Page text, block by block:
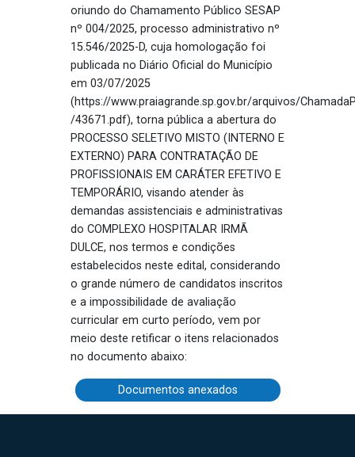
oriundo do Chamamento Público SESAP
nº 004/2025, processo administrativo nº
15.546/2025-D, cuja homologação foi
publicada no Diário Oficial do Município
em 03/07/2025
(https://www.praiagrande.sp.gov.br/arquivos/
/43671.pdf), torna pública a abertura do
PROCESSO SELETIVO MISTO (INTERNO E
EXTERNO) PARA CONTRATAÇÃO DE
PROFISSIONAIS EM CARÁTER EFETIVO E
TEMPORÁRIO, visando atender às
demandas assistenciais e administrativas
do COMPLEXO HOSPITALAR IRMÃ
DULCE, nos termos e condições
estabelecidos neste edital, considerando
o grande número de candidatos inscritos
e a impossibilidade de avaliação
curricular em curto período, vem por
meio deste retificar o itens relacionados
no documento abaixo:
Documentos anexados